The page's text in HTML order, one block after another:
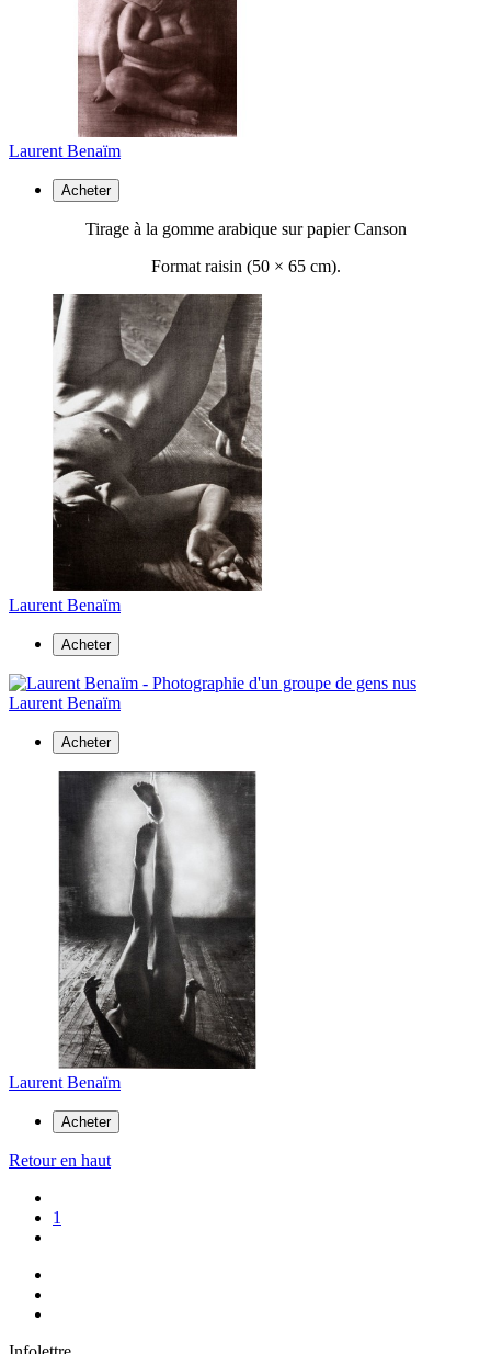
Laurent Benaïm
Acheter
Tirage à la gomme arabique sur papier Canson
Format raisin (50 × 65 cm).
Laurent Benaïm
Acheter
Laurent Benaïm
Acheter
Laurent Benaïm
Acheter
Retour en haut
1